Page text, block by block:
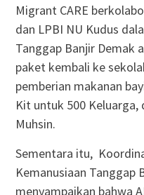
Migrant CARE
dan LPBI NU Kudus
Tanggap Banjir Demak
paket kembali ke
pemberian makanan
Kit untuk 500 Keluarga,
Muhsin.
Sementara itu,
Kemanusiaan Tanggap
menyampaikan bahwa